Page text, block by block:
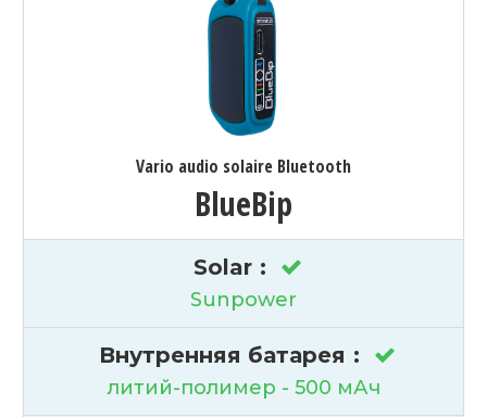
Vario audio solaire Bluetooth
BlueBip
Solar :
Sunpower
Внутренняя батарея :
литий-полимер - 500 мАч